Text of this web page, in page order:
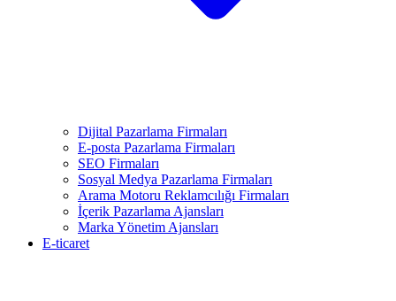
Dijital Pazarlama Firmaları
E-posta Pazarlama Firmaları
SEO Firmaları
Sosyal Medya Pazarlama Firmaları
Arama Motoru Reklamcılığı Firmaları
İçerik Pazarlama Ajansları
Marka Yönetim Ajansları
E-ticaret